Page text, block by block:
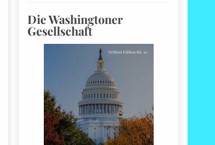
Die Washingtoner
Gesellschaft